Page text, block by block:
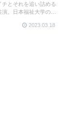
とそれを追い詰める
。日本福祉大学の学
心を持つことの大切さ
2023.03.18